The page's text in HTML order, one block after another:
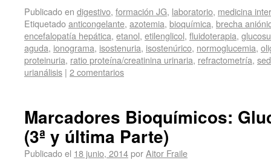
Publicado en digestivo, formación JG, laboratorio, medicina
Etiquetadoanticongelante, azotemia, bioquímica, brecha
encefalopatía hepática, etanol, etilenglicol, fluidoterapia,
aguda, ionograma, isostenuria, isostenúrico, normoglucemia,
proteinuria, ratio proteína/creatinina urinaria, refractometría,
urianálisis | 2 comentarios
Marcadores Bioquímicos:
(3ª y última Parte)
Publicado el 18 junio, 2014porAitor Fraile